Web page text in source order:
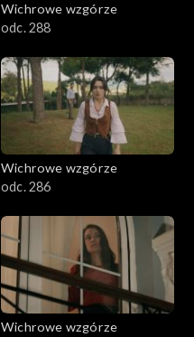
Wichrowe wzgórze
odc. 288
Wichrowe wzgórze
odc. 286
Wichrowe wzgórze